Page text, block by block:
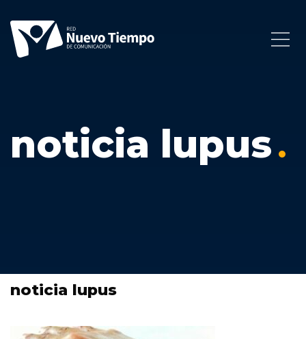
noticia lupus
noticia lupus